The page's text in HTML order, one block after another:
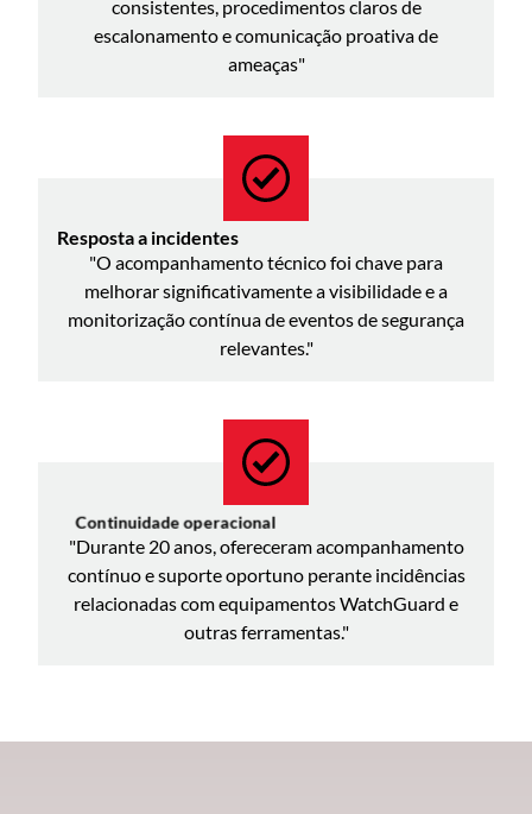
consistentes, procedimentos claros de
escalonamento e comunicação proativa de
ameaças"
Resposta a incidentes
"O acompanhamento técnico foi chave para
melhorar significativamente a visibilidade e a
monitorização contínua de eventos de segurança
relevantes."
Continuidade operacional
"Durante 20 anos, ofereceram acompanhamento
contínuo e suporte oportuno perante incidências
relacionadas com equipamentos WatchGuard e
outras ferramentas."